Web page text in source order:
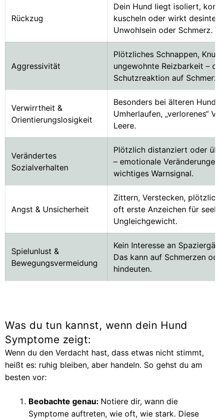
Rückzug
Dein Hund liegt isoliert,
kuscheln oder wirkt
Unwohlsein oder Schmerz.
Aggressivität
Plötzliches Schnappen,
ungewohnte Reizbarkeit –
Schutzreaktion auf
Verwirrtheit &
Orientierungslosigkeit
Besonders bei älteren
Umherlaufen, „verlorenes“
Leere.
Verändertes
Sozialverhalten
Plötzlich distanziert oder
– emotionale
wichtiges Warnsignal.
Angst & Unsicherheit
Zittern, Verstecken,
oft erste Anzeichen für
Ungleichgewicht.
Spielunlust &
Bewegungsvermeidung
Kein Interesse an
Das kann auf Schmerzen
hindeuten.
Was du tun kannst, wenn dein Hund
Symptome zeigt:
Wenn du den Verdacht hast, dass etwas nicht stimmt,
heißt es: ruhig bleiben, aber handeln. So gehst du am
besten vor:
Beobachte genau: Notiere dir, wann die
Symptome auftreten, wie oft, wie stark. Diese